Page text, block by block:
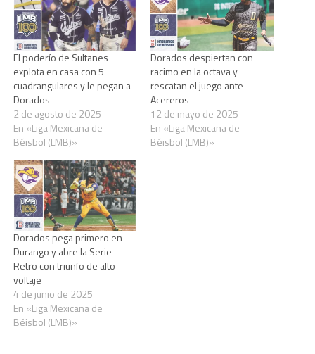
El poderío de Sultanes
explota en casa con 5
cuadrangulares y le pegan a
Dorados
2 de agosto de 2025
En «Liga Mexicana de
Béisbol (LMB)»
Dorados despiertan con
racimo en la octava y
rescatan el juego ante
Acereros
12 de mayo de 2025
En «Liga Mexicana de
Béisbol (LMB)»
Dorados pega primero en
Durango y abre la Serie
Retro con triunfo de alto
voltaje
4 de junio de 2025
En «Liga Mexicana de
Béisbol (LMB)»